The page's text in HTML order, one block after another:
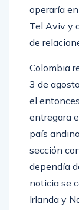
operaría
Tel Aviv y
de
Colombia
3 de
el
entregara
país
sección
dependía
noticia se
Irlanda y